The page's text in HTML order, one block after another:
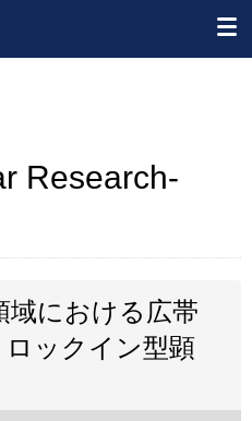
Research-
域における広帯
ックイン型顕